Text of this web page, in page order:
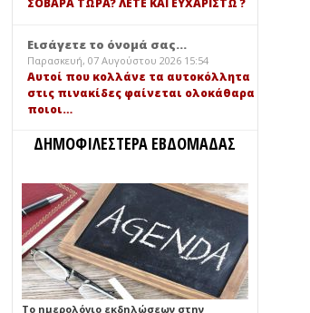
ΣΟΒΑΡΑ ΤΩΡΑ? ΛΕΤΕ ΚΑΙ ΕΥΧΑΡΙΣΤΩ ?
Εισάγετε το όνομά σας...
Παρασκευή, 07 Αυγούστου 2026 15:54
Αυτοί που κολλάνε τα αυτοκόλλητα
στις πινακίδες φαίνεται ολοκάθαρα
ποιοι…
ΔΗΜΟΦΙΛΕΣΤΕΡΑ ΕΒΔΟΜΑΔΑΣ
Το ημερολόγιο εκδηλώσεων στην